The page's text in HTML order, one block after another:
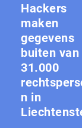
Hackers
maken
gegevens
buiten van
31.000
n in